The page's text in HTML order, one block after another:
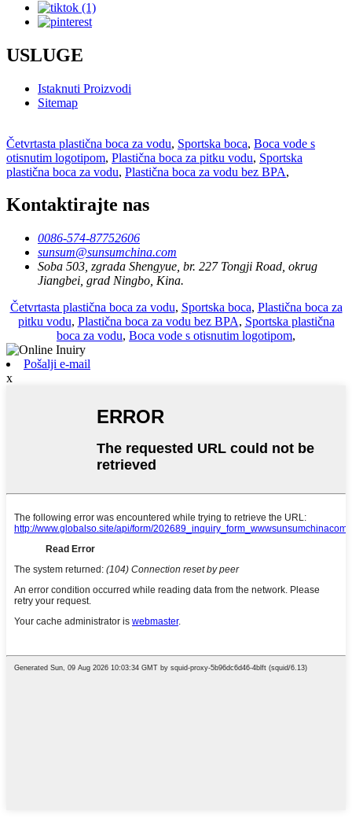
USLUGE
Istaknuti Proizvodi
Sitemap
Četvrtasta plastična boca za vodu, Sportska boca, Boca vode s
otisnutim logotipom, Plastična boca za pitku vodu, Sportska
plastična boca za vodu, Plastična boca za vodu bez BPA,
Kontaktirajte nas
0086-574-87752606
sunsum@sunsumchina.com
Soba 503, zgrada Shengyue, br. 227 Tongji Road, okrug
Jiangbei, grad Ningbo, Kina.
Četvrtasta plastična boca za vodu, Sportska boca, Plastična boca za
pitku vodu, Plastična boca za vodu bez BPA, Sportska plastična
boca za vodu, Boca vode s otisnutim logotipom,
Pošalji e-mail
x